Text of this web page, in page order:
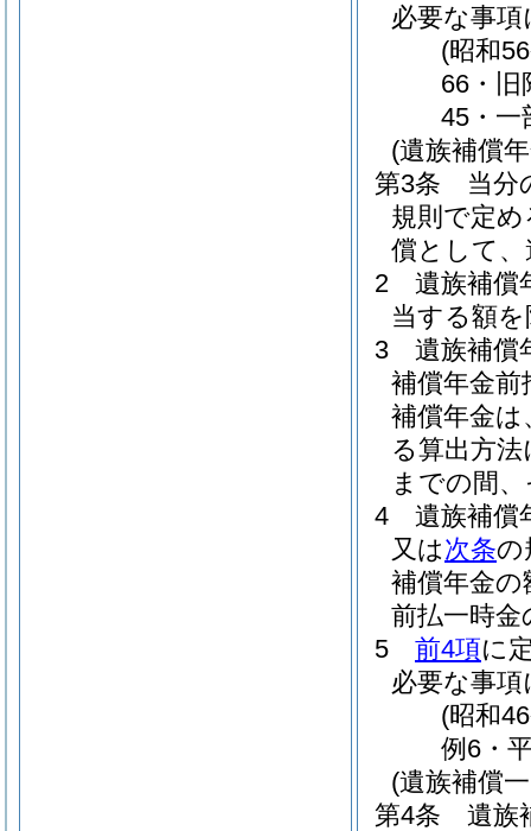
必要な事
(昭和
66・旧
45・一
(遺族補償
第3条
当分
規則で定
償として
2
遺族補償
当する額
3
遺族補償
補償年金
補償年金
る算出方
までの間
4
遺族補償
又は次条の
補償年金
前払一時
5
前4項に
必要な事
(昭和
例6・
(遺族補償
第4条
遺族